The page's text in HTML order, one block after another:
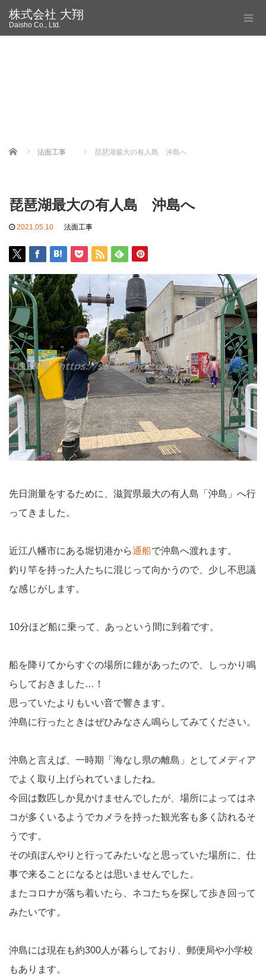
株式会社 大翔
Daisho Co., Ltd.
Home 法面工事 琵琶湖最大の有人島 沖島へ
琵琶湖最大の有人島 沖島へ
2021.05.10 法面工事
先日測量をするために、滋賀県最大の有人島「沖島」へ行
ってきました。
近江八幡市にある堀切港から通船で沖島へ渡れます。
釣り竿を持った人たちに混じって向かうので、少し不思議
な感じがします。
10分ほど船に乗って、あっという間に到着です。
船を降りてからすぐの場所に鐘があったので、しっかり鳴
らしておきました…！
思っていたよりもいい音で響きます。
沖島に行ったときはぜひみなさん鳴らしてみてください。
沖島と言えば、一時期「海なし県の離島」としてメディア
でよく取り上げられていましたね。
今回は数匹しか見かけませんでしたが、場所によってはネ
コが多くいるようでカメラを持った観光客も多く訪れるそ
うです。
その頃ぼんやりと行ってみたいなと思っていた場所に、仕
事で来ることになるとは思いませんでした。
またコロナが落ち着いたら、ネコたちを探して歩き回って
みたいです。
沖島には現在も約300人が暮らしており、郵便局や小学校
もあります。